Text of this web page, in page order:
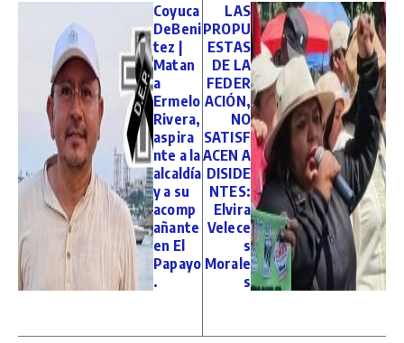
Coyuca
DeBeni
tez |
Matan
a
Ermelo
Rivera,
aspira
nte a la
alcaldía
y a su
acomp
añante
en El
Papayo
.
LAS
PROPU
ESTAS
DE LA
FEDER
ACIÓN,
NO
SATISF
ACEN A
DISIDE
NTES:
Elvira
Velece
s
Morale
s